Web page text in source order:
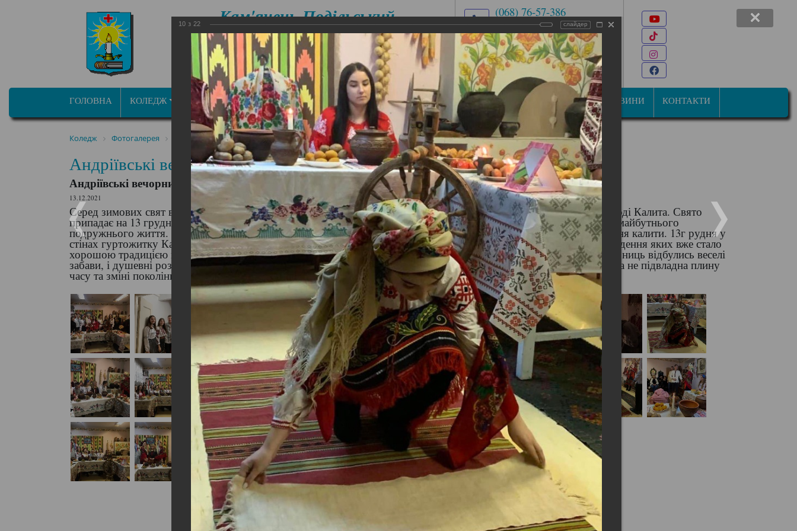
Кам'янець-Подільський
медичний
фаховий коледж
(068) 76-57-386
(03849) 7-47-34
med.uch22@ukr.net
вул. Івана Мазепи, 31
ГОЛОВНА КОЛЕДЖ ОСВІТНЬО ПРОФЕСІЙНІ
ПРОГРАМИ/СПЕЦІАЛЬНОСТІ ЦИКЛОВІ КОМІСІЇ АБІТУРІЄНТУ СТУДЕНТАМ НОВИНИ КОНТАКТИ
Коледж Фотогалерея Андріївські вечорниці «Ой, Андрію, даруй нам надію!»
Андріївські вечорниці «Ой, Андрію, даруй нам надію!»
Андріївські вечорниці «Ой, Андрію, даруй нам надію!»
13.12.2021
Серед зимових свят виділяється мабуть найцікавіше – день Андрія Первозваного, чи як його ще називають у народі Калита. Свято
припадає на 13 грудня і є логічним продовженням молодіжних гулянь, де хлопці та дівчата шукали собі пару для майбутнього
подружнього життя. Звичаї та обряди мають дохристиянський характер: ворожіння, закликання, ритуальне кусання калити. 13г рудня у
стінах гуртожитку Кам’янець-Подільського медичного фахового коледжу відбулися Андріївські вечорниці, проведення яких вже стало
хорошою традицією підкерівництвом вихователя Оксани Оксана Бурденюк Відтворивши обряд проведення вечорниць відбулись веселі
забави, і душевні розмови, і смачні вареники. А головним є те, що знову вдалось порину в ту атмосферу свята, яка не підвладна плину
часу та зміні поколінь.
10 з 22 слайдер